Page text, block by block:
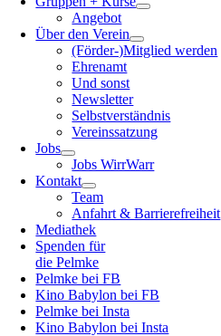
Angebot
Über den Verein
(Förder-)Mitglied werden
Ehrenamt
Und sonst
Newsletter
Selbstverständnis
Vereinssatzung
Jobs
Jobs WirrWarr
Kontakt
Team
Anfahrt & Barrierefreiheit
Mediathek
Spenden für
die Pelmke
Pelmke bei FB
Kino Babylon bei FB
Pelmke bei Insta
Kino Babylon bei Insta